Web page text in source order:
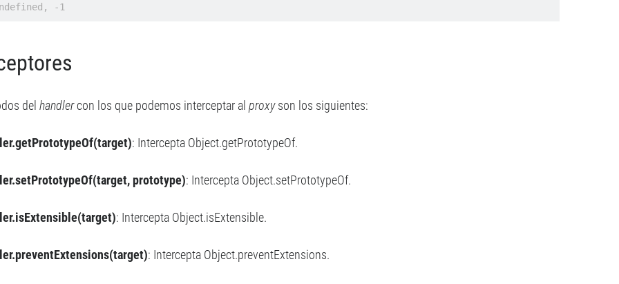
-1
delhandlercon los que podemos interceptar alproxyson los siguientes:
: Intercepta Object.getPrototypeOf.
prototype): Intercepta Object.setPrototypeOf.
: Intercepta Object.isExtensible.
: Intercepta Object.preventExtensions.